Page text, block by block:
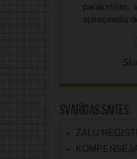
parakstītas,
apliecinošu
Svarīgas saites
ZĀĻU